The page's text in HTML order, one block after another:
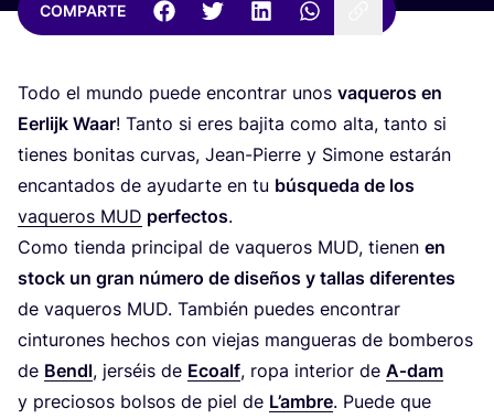
COMPARTE
Todo el mun­do pue­de encon­trar unos vaque­ros en
Eer­lijk Waar! Tan­to si eres baji­ta como alta, tan­to si
tie­nes boni­tas cur­vas, Jean-Pie­rre y Simo­ne esta­rán
encan­ta­dos de ayu­dar­te en tu bús­que­da de los
vaque­ros MUD per­fec­tos.
Como tien­da prin­ci­pal de vaque­ros MUD, tie­nen en
stock un gran núme­ro de dise­ños y tallas dife­ren­tes
de vaque­ros MUD. Tam­bién pue­des encon­trar
cin­tu­ro­nes hechos con vie­jas man­gue­ras de bom­be­ros
de Bendl, jer­séis de Eco­alf, ropa inte­rior de A‑dam
y pre­cio­sos bol­sos de piel de L’am­bre. Pue­de que